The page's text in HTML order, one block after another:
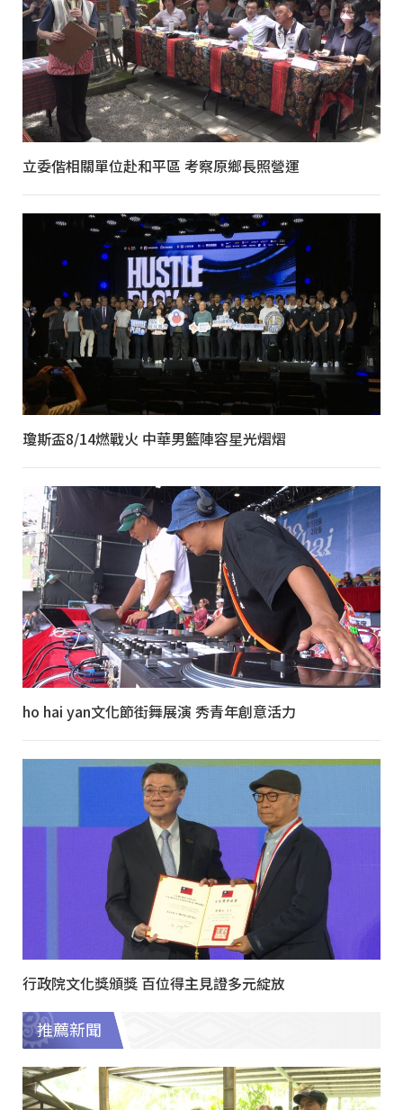
立委偕相關單位赴和平區 考察原鄉長照營運
瓊斯盃8/14燃戰火 中華男籃陣容星光熠熠
ho hai yan文化節街舞展演 秀青年創意活力
行政院文化獎頒獎 百位得主見證多元綻放
推薦新聞